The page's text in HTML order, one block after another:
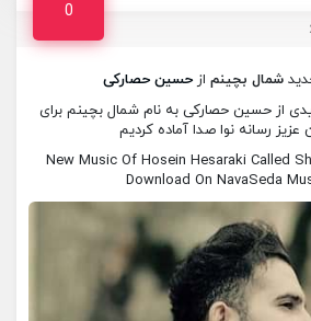
0
شمال بچینم ازحسین حصارکی
از حسین حصارکی به نام شمال بچینم برای
عزیز رسانه نوا صدا آماده کردیم
New Music Of Hosein Hesaraki Called
Download On NavaSeda